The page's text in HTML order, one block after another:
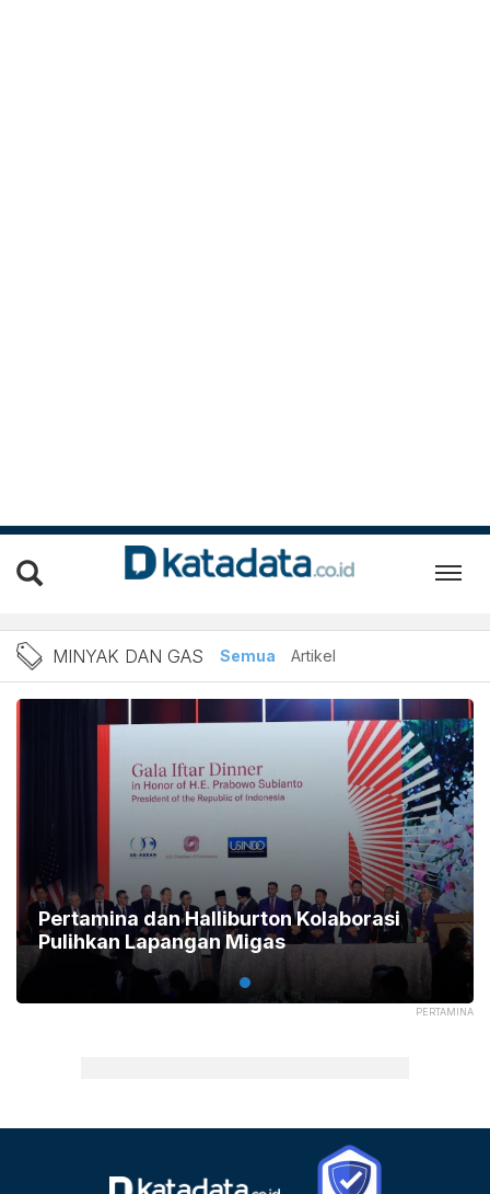
Berita Terbaru Minyak
MINYAK DAN GAS Semua Artikel
PERTAMINA
Pertamina dan Halliburton Kolaborasi
Pulihkan Lapangan Migas